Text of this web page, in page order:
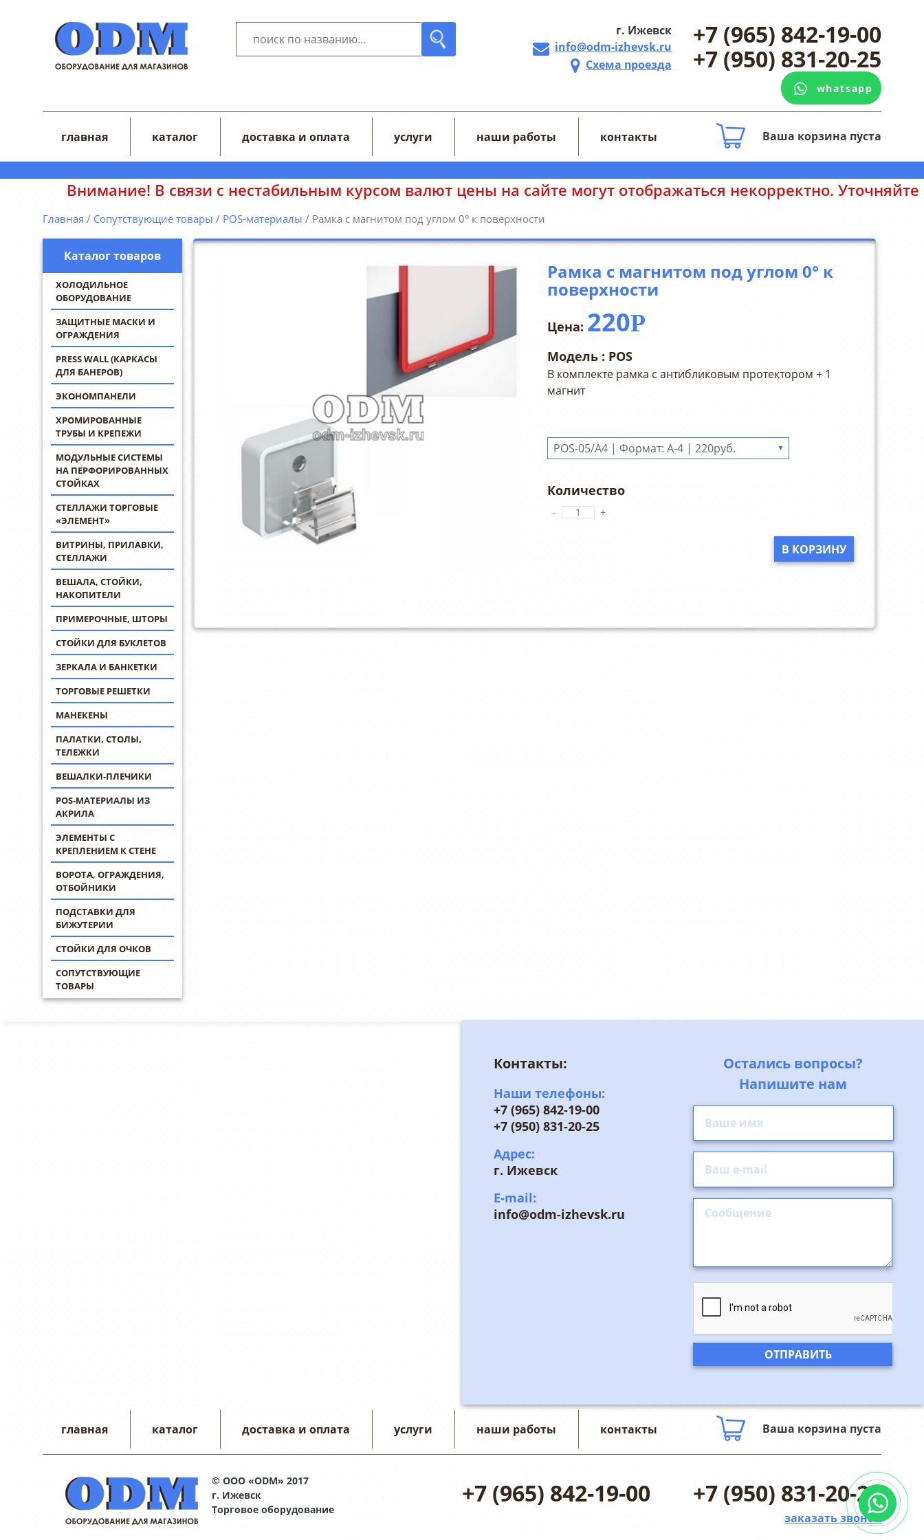
г. Ижевск
info@odm-izhevsk.ru
Схема проезда
+7 (965) 842-19-00
+7 (950) 831-20-25
whatsapp
главная каталог доставка и оплата услуги наши работы контакты Ваша корзина пуста
курсом валют цены на сайте могут отображаться некорректно. Уточняйте цены у менеджеров.
Каталог товаров
ХОЛОДИЛЬНОЕ
ОБОРУДОВАНИЕ
ЗАЩИТНЫЕ МАСКИ И
ОГРАЖДЕНИЯ
PRESS WALL (КАРКАСЫ
ДЛЯ БАНЕРОВ)
ЭКОНОМПАНЕЛИ
ХРОМИРОВАННЫЕ
ТРУБЫ И КРЕПЕЖИ
МОДУЛЬНЫЕ СИСТЕМЫ
НА ПЕРФОРИРОВАННЫХ
СТОЙКАХ
СТЕЛЛАЖИ ТОРГОВЫЕ
«ЭЛЕМЕНТ»
ВИТРИНЫ, ПРИЛАВКИ,
СТЕЛЛАЖИ
ВЕШАЛА, СТОЙКИ,
НАКОПИТЕЛИ
ПРИМЕРОЧНЫЕ, ШТОРЫ
СТОЙКИ ДЛЯ БУКЛЕТОВ
ЗЕРКАЛА И БАНКЕТКИ
ТОРГОВЫЕ РЕШЕТКИ
МАНЕКЕНЫ
ПАЛАТКИ, СТОЛЫ,
ТЕЛЕЖКИ
ВЕШАЛКИ-ПЛЕЧИКИ
POS-МАТЕРИАЛЫ ИЗ
АКРИЛА
ЭЛЕМЕНТЫ С
КРЕПЛЕНИЕМ К СТЕНЕ
ВОРОТА, ОГРАЖДЕНИЯ,
ОТБОЙНИКИ
ПОДСТАВКИ ДЛЯ
БИЖУТЕРИИ
СТОЙКИ ДЛЯ ОЧКОВ
СОПУТСТВУЮЩИЕ
ТОВАРЫ
Главная / Сопутствующие товары / POS-материалы / Рамка с магнитом под углом 0° к поверхности
Рамка с магнитом под углом 0° к
поверхности
220Р
Модель : POS
В комплекте рамка с антибликовым протектором + 1
магнит
▼
- +
В КОРЗИНУ
Контакты:
Наши телефоны:
+7 (965) 842-19-00
+7 (950) 831-20-25
Адрес:
г. Ижевск
E-mail:
info@odm-izhevsk.ru
Остались вопросы?
Напишите нам
главная каталог доставка и оплата услуги наши работы контакты Ваша корзина пуста
© ООО «ODM» 2017
г. Ижевск
Торговое оборудование
+7 (965) 842-19-00 +7 (950) 831-20-25
заказать звонок